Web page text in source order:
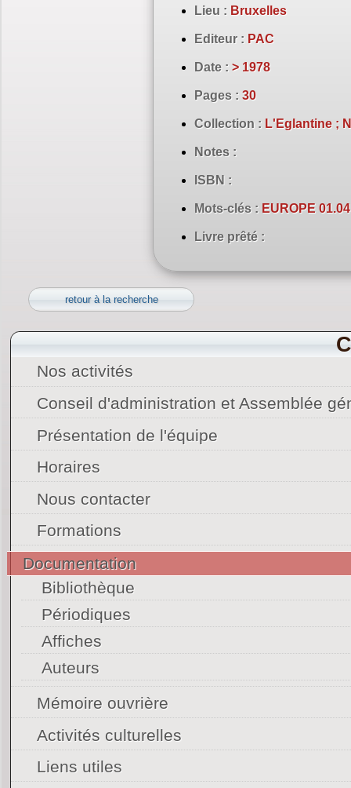
Lieu : Bruxelles
Editeur : PAC
Date : > 1978
Pages : 30
Collection : L'Eglantine ;
Notes :
ISBN :
Mots-clés : EUROPE
Livre prêté :
retour à la recherche
Nos activités
Conseil d'administration et Assemblée
Présentation de l'équipe
Horaires
Nous contacter
Formations
Documentation
Bibliothèque
Périodiques
Affiches
Auteurs
Mémoire ouvrière
Activités culturelles
Liens utiles